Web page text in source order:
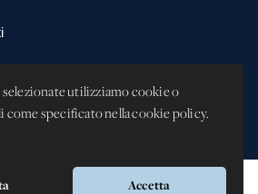
utilizziamo cookie o
come specificato nella cookie policy.
Accetta